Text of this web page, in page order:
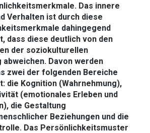
Das innere
Verhalten ist durch diese
dahingegend
dass diese deutlich von den
der soziokulturellen
abweichen. Davon werden
zwei der folgenden Bereiche
die Kognition (Wahrnehmung),
(emotionales Erleben und
die Gestaltung
Beziehungen und die
Das Persönlichkeitsmuster